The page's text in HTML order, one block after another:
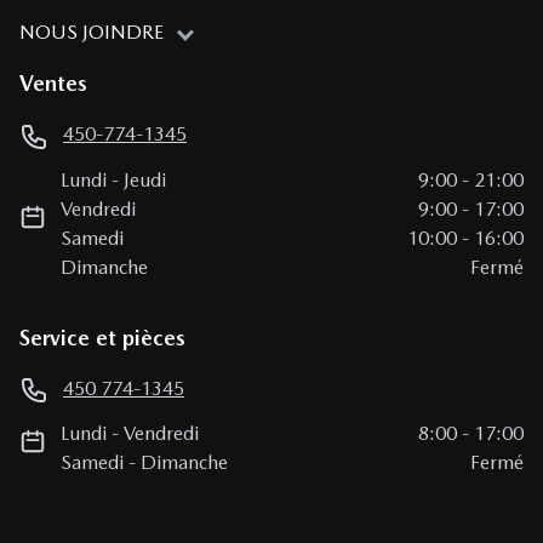
NOUS JOINDRE
Ventes
450-774-1345
Lundi - Jeudi 9:00 - 21:00
Vendredi
9:00 - 17:00
Samedi
10:00 - 16:00
Dimanche
Fermé
Service et pièces
450 774-1345
Lundi -Vendredi 8:00 - 17:00
Samedi - Dimanche Fermé